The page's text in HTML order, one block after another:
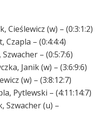
Cieślewicz (w) – (0:3:1:2)
Czapla – (0:4:4:4)
– (0:5:7:6)
Janik (w) – (3:6:9:6)
(w) – (3:8:12:7)
Pytlewski – (4:11:14:7)
Szwacher (u) –